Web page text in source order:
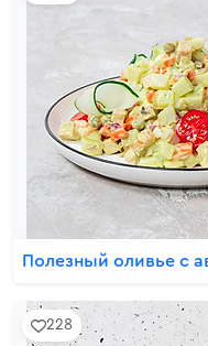
Полезный оливье с
228